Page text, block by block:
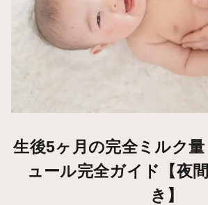
生後5ヶ月の完全ミルク
ュール完全ガイド【夜
き】